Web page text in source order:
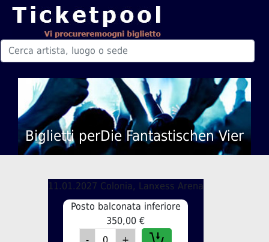
Biglietti perDie Fantastischen Vier
11.01.2027 Colonia, Lanxess Arena
Posto balconata inferiore
350,00 €